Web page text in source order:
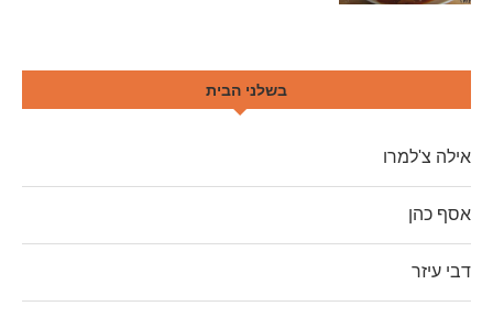
בשלני הבית
אילה צ'למרו
אסף כהן
דבי עיזר